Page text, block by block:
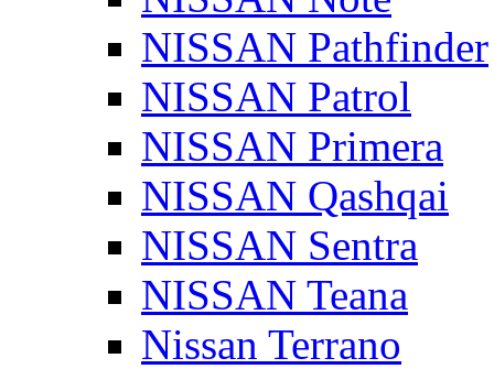
NISSAN Pathfinder
NISSAN Patrol
NISSAN Primera
NISSAN Qashqai
NISSAN Sentra
NISSAN Teana
Nissan Terrano